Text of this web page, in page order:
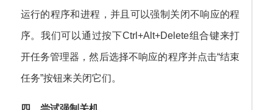
运行的程序和进程，并且可以强制关闭不响应的程
序。我们可以通过按下Ctrl+Alt+Delete组合键来打
开任务管理器，然后选择不响应的程序并点击“结束
任务”按钮来关闭它们。